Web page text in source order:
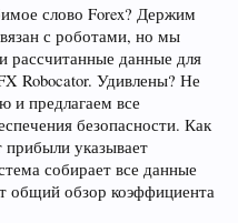
слово Forex? Держим
с роботами, но мы
рассчитанные данные для
Robocator. Удивлены? Не
и предлагаем все
безопасности. Как
указывает
собирает все данные
общий обзор коэффициента